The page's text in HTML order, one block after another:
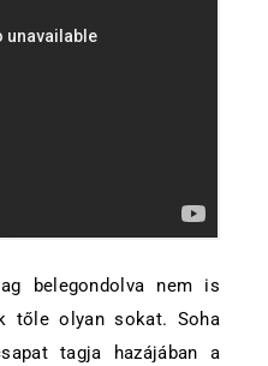
belegondolva nem is
tőle olyan sokat. Soha
tagja hazájában a